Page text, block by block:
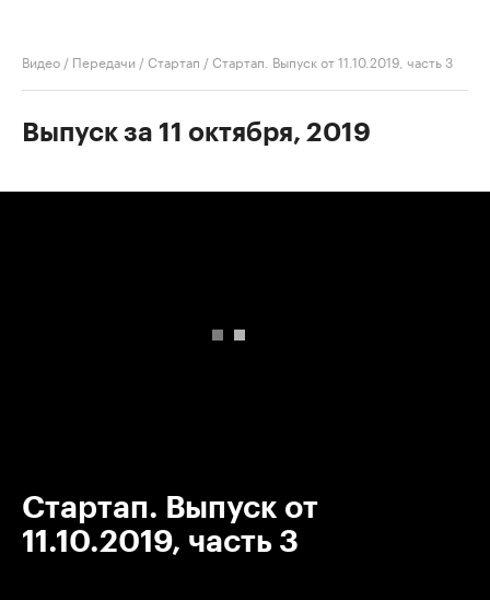
Видео / Передачи /Стартап /Стартап. Выпуск от 11.10.2019, часть 3
Выпуск за 11 октября, 2019
Стартап. Выпуск от
11.10.2019, часть 3